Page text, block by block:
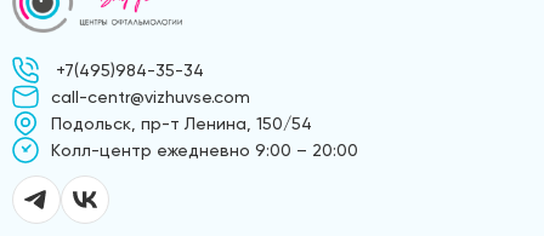
+7(495)984-35-34
call-centr@vizhuvse.com
Подольск, пр-т Ленина, 150/54
Kолл-центр ежедневно 9:00 – 20:00